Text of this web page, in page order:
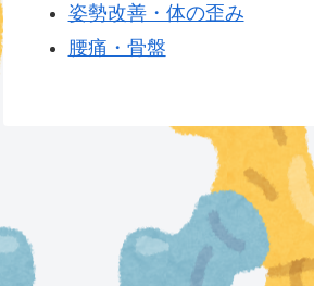
姿勢改善・体の歪み
腰痛・骨盤